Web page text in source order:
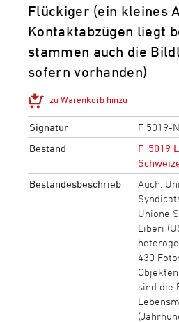
Flückiger (ein kleines
Kontaktabzügen liegt
stammen auch die
sofern vorhanden)
zu Warenkorb hinzu
Signatur
F 5019-
Bestand
F_5019
Bestandesbeschrieb
Auch:
Unione
Liberi
430
sind die